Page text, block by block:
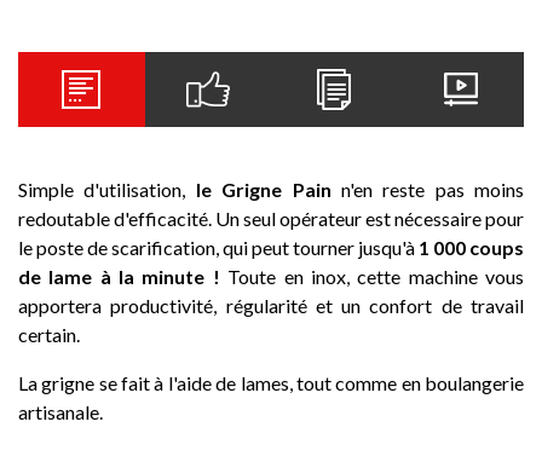
Simple d'utilisation, le Grigne Pain n'en reste pas moins
redoutable d'efficacité. Un seul opérateur est nécessaire pour
le poste de scarification, qui peut tourner jusqu'à 1 000 coups
de lame à la minute ! Toute en inox, cette machine vous
apportera productivité, régularité et un confort de travail
certain.
La grigne se fait à l'aide de lames, tout comme en boulangerie
artisanale.